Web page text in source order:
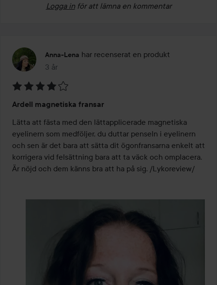
Logga in för att lämna en kommentar
Anna-Lena har recenserat en produkt
3 år
Inlägget skapades 3 år
4
av
5
Ardell magnetiska fransar
Lätta att fästa med den lättapplicerade magnetiska
eyelinern som medföljer, du duttar penseln i eyelinern
och sen är det bara att sätta dit ögonfransarna enkelt att
korrigera vid felsättning bara att ta väck och omplacera.
Är nöjd och dem känns bra att ha på sig. /Lykoreview/